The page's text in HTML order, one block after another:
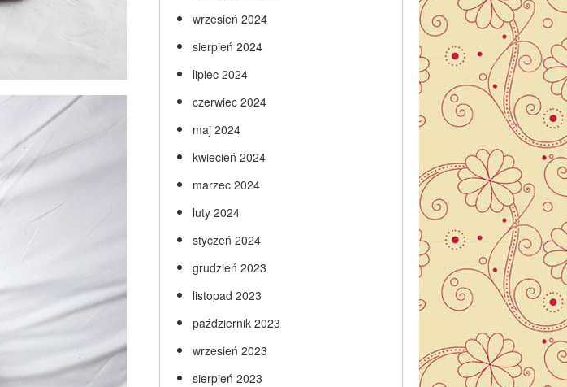
wrzesień 2024
sierpień 2024
lipiec 2024
czerwiec 2024
maj 2024
kwiecień 2024
marzec 2024
luty 2024
styczeń 2024
grudzień 2023
listopad 2023
październik 2023
wrzesień 2023
sierpień 2023